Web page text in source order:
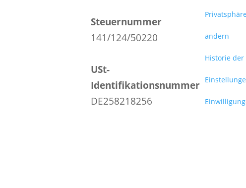
Steuernummer
141/124/50220
USt-
Identifikationsnummer
DE258218256
ändern
Historie